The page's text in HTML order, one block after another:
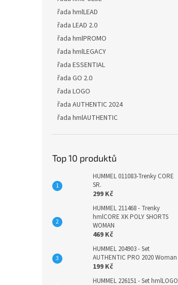
řada hmlLEAD
řada LEAD 2.0
řada hmlPROMO
řada hmlLEGACY
řada ESSENTIAL
řada GO 2.0
řada LOGO
řada AUTHENTIC 2024
řada hmlAUTHENTIC
Top 10 produktů
HUMMEL 011083-Trenky CORE
SR.
299 Kč
HUMMEL 211468 - Trenky
hmlCORE XK POLY SHORTS
WOMAN
469 Kč
HUMMEL 204903 - Set
AUTHENTIC PRO 2020 Woman
199 Kč
HUMMEL 226151 - Set hmlLOGO